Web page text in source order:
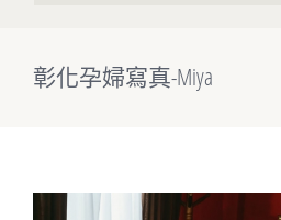
彰化孕婦寫真-Miya
View